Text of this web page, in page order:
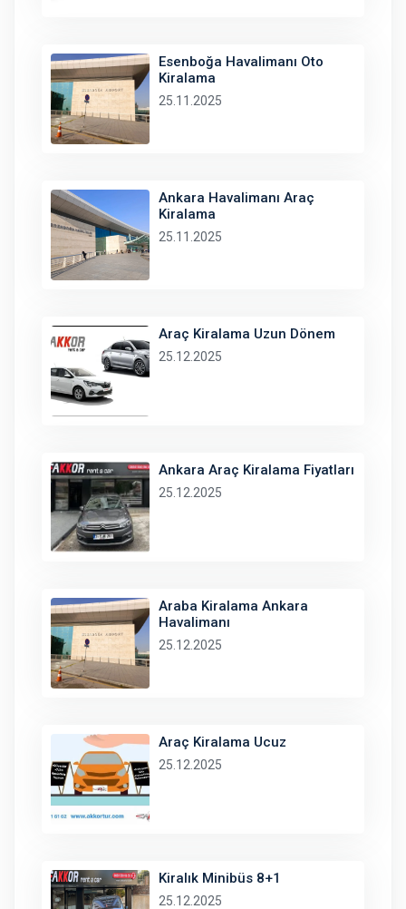
Esenboğa Havalimanı Oto
Kiralama
25.11.2025
Ankara Havalimanı Araç
Kiralama
25.11.2025
Araç Kiralama Uzun Dönem
25.12.2025
Ankara Araç Kiralama Fiyatları
25.12.2025
Araba Kiralama Ankara
Havalimanı
25.12.2025
Araç Kiralama Ucuz
25.12.2025
Kiralık Minibüs 8+1
25.12.2025